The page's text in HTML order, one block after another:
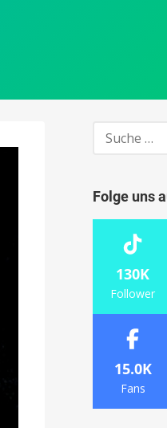
Suche
Folge uns
130K
Follower
15.0K
Fans